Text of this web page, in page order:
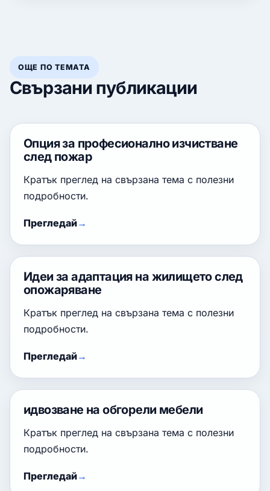
ОЩЕ ПО ТЕМАТА
Свързани публикации
Опция за професионално изчистване
след пожар
Кратък преглед на свързана тема с полезни
подробности.
Прегледай
Идеи за адаптация на жилището след
опожаряване
Кратък преглед на свързана тема с полезни
подробности.
Прегледай
идвозване на обгорели мебели
Кратък преглед на свързана тема с полезни
подробности.
Прегледай